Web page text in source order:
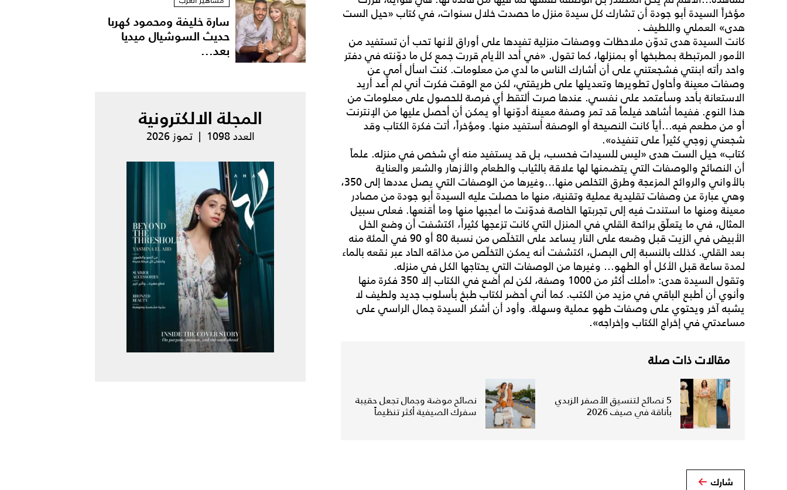
مؤخراً السيدة أبو جودة أن تشارك كل سيدة منزل ما حصدت خلال سنوات، في كتاب «حيل الست
هدى» العملي واللطيف .
كانت السيدة هدى تدوّن ملاحظات ووصفات منزلية تفيدها على أوراق لأنها تحب أن تستفيد من
الأمور المرتبطة بمطبخها أو بمنزلها، كما تقول. «في أحد الأيام قررت جمع كل ما دوّنته في دفتر
واحد رأته ابنتي فشجعتني على أن أشارك الناس ما لدي من معلومات. كنت اسأل أمي عن
وصفات معينة وأحاول تطويرها وتعديلها على طريقتي، لكن مع الوقت فكرت أني لم أعد أريد
الاستعانة بأحد وسأعتمد على نفسي. عندها صرت ألتقط أي فرصة للحصول على معلومات من
هذا النوع. ففيما أشاهد فيلماً قد تمر وصفة معينة أدوّنها أو يمكن أن أحصل عليها من الإنترنت
أو من مطعم فيه...أياً كانت النصيحة أو الوصفة أستفيد منها. ومؤخراً، أتت فكرة الكتاب وقد
شجعني زوجي كثيراً على تنفيذه».
كتاب» حيل الست هدى «ليس للسيدات فحسب، بل قد يستفيد منه أي شخص في منزله. علماً
أن النصائح والوصفات التي يتضمنها لها علاقة بالثياب والطعام والأزهار والشعر والعناية
بالأواني والروائح المزعجة وطرق التخلص منها...وغيرها من الوصفات التي يصل عددها إلى 350،
وهي عبارة عن وصفات تقليدية عملية وتقنية، منها ما حصلت عليه السيدة أبو جودة من مصادر
معينة ومنها ما استندت فيه إلى تجربتها الخاصة فدوّنت ما أعجبها منها وما أقنعها. فعلى سبيل
المثال، في ما يتعلّق برائحة القلي في المنزل التي كانت تزعجها كثيراً، اكتشفت أن وضع الخل
الأبيض في الزيت قبل وضعه على النار يساعد على التخلّص من نسبة 80 أو 90 في المئة منه
بعد القلي. كذلك بالنسبة إلى البصل، اكتشفت أنه يمكن التخلّص من مذاقه الحاد عبر نقعه بالماء
لمدة ساعة قبل الأكل أو الطهو... وغيرها من الوصفات التي يحتاجها الكل في منزله.
وتقول السيدة هدى: «أملك أكثر من 1000 وصفة، لكن لم أضع في الكتاب إلا 350 فكرة منها
وأنوي أن أطبع الباقي في مزيد من الكتب. كما أني أحضر لكتاب طبخ بأسلوب جديد ولطيف لا
يشبه آخر ويحتوي على وصفات طهو عملية وسهلة. وأود أن أشكر السيدة جمال الراسي على
مساعدتي في إخراج الكتاب وإخراجه».
مقالات ذات صلة
5 نصائح لتنسيق الأصفر الزبدي
بأناقة في صيف 2026
نصائح موضة وجمال تجعل حقيبة
سفرك الصيفية أكثر تنظيماً
شارك
سارة خليفة ومحمود كهربا
حديث السوشيال ميديا
بعد...
المجلة الالكترونية
العدد 1098 | تموز 2026